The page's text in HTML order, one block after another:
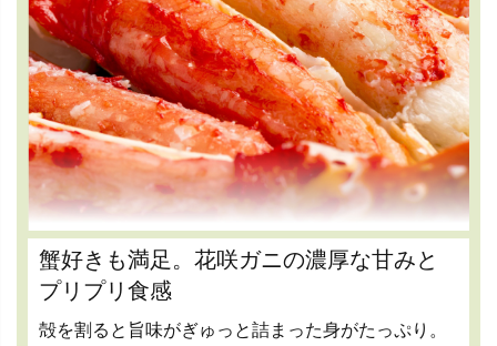
蟹好きも満足。花咲ガニの濃厚な甘みと
プリプリ食感
殻を割ると旨味がぎゅっと詰まった身がたっぷり。